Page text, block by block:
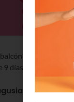
del teatro
9 días de agosto a
de Bilbao